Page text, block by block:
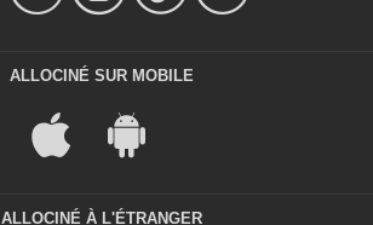
ALLOCINÉ SUR MOBILE
ALLOCINÉ À L'ÉTRANGER